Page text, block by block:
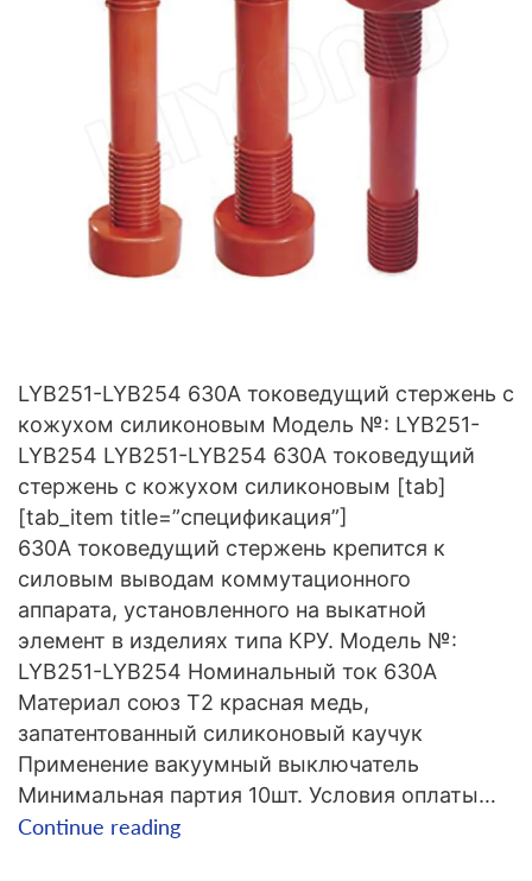
LYB251-LYB254 630A токоведущий стержень с
кожухом силиконовым Модель №: LYB251-
LYB254 LYB251-LYB254 630A токоведущий
стержень с кожухом силиконовым [tab]
[tab_item title=”спецификация”]
630A токоведущий стержень крепится к
силовым выводам коммутационного
аппарата, установленного на выкатной
элемент в изделиях типа КРУ. Модель №:
LYB251-LYB254 Номинальный ток 630A
Материал союз T2 красная медь,
запатентованный силиконовый каучук
Применение вакуумный выключатель
Минимальная партия 10шт. Условия оплаты…
Continue readingLYB251-